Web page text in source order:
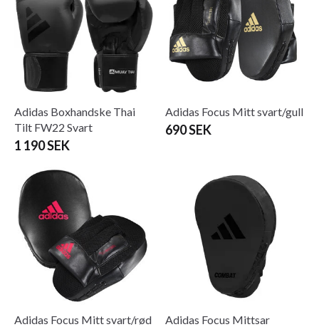
Adidas Boxhandske Thai
Tilt FW22 Svart
1 190 SEK
Adidas Focus Mitt svart/gull
690 SEK
Adidas Focus Mitt svart/rød
Adidas Focus Mittsar